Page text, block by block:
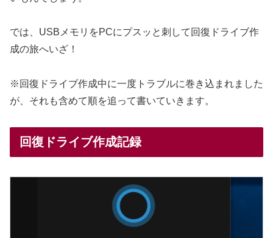
では、USBメモリをPCにプスッと刺して回復ドライブ作
成の旅へいざ！
※回復ドライブ作成中に一度トラブルに巻き込まれました
が、それも含めて順を追って書いていきます。
回復ドライブ作成記録